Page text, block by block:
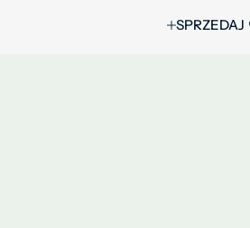
SPRZEDAJ